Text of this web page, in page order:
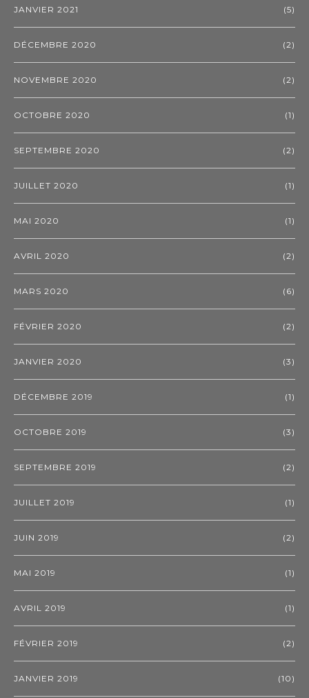
JANVIER 2021 (5)
DÉCEMBRE 2020 (2)
NOVEMBRE 2020 (2)
OCTOBRE 2020 (1)
SEPTEMBRE 2020 (2)
JUILLET 2020 (1)
MAI 2020 (1)
AVRIL 2020 (2)
MARS 2020 (6)
FÉVRIER 2020 (2)
JANVIER 2020 (3)
DÉCEMBRE 2019 (1)
OCTOBRE 2019 (3)
SEPTEMBRE 2019 (2)
JUILLET 2019 (1)
JUIN 2019 (2)
MAI 2019 (1)
AVRIL 2019 (1)
FÉVRIER 2019 (2)
JANVIER 2019 (10)